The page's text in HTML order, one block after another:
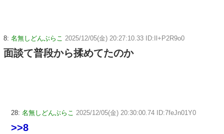
8: 名無しどんぶらこ 2025/12/05(金) 20:27:10.33 ID:Il+P2R9o0
面談て普段から揉めてたのか
28: 名無しどんぶらこ 2025/12/05(金) 20:30:00.74 ID:7feJn01Y0
>>8